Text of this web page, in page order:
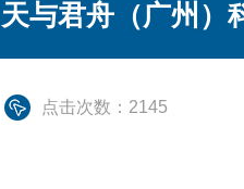
与君舟（广州）
点击次数：2145